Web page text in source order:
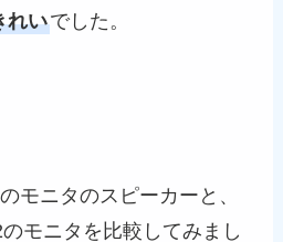
れいでした。
モニタのスピーカーと、
モニタを比較してみまし